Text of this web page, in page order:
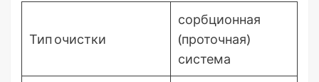
Тип очистки
сорбционная
(проточная)
система